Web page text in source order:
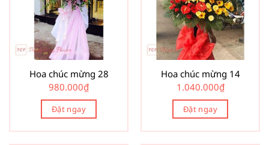
Hoa chúc mừng 28
980.000₫
Đặt ngay
Hoa chúc mừng 14
1.040.000₫
Đặt ngay